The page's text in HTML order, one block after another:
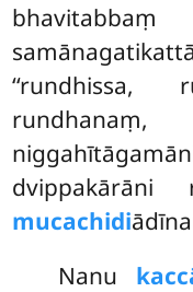
‘‘rundhissa,
rundhanaṃ,
mucachidi
Nanu